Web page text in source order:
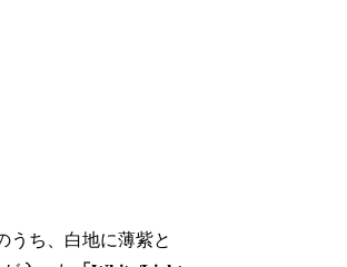
うち、白地に薄紫と